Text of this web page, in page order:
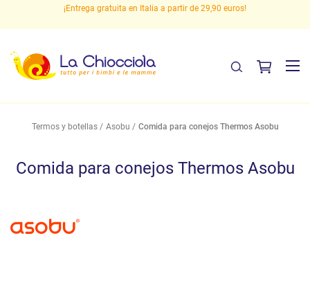
¡Entrega gratuita en Italia a partir de 29,90 euros!
Termos y botellas Asobu Comida para conejos Thermos Asobu
Comida para conejos Thermos Asobu